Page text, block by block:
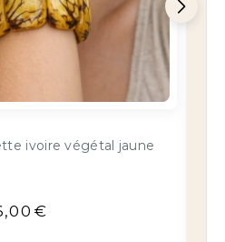
double tour jaune
€